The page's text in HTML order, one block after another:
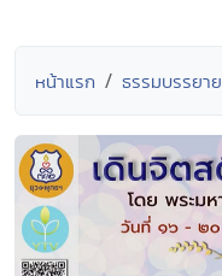
หน้าแรก ธรรมบรรยาย